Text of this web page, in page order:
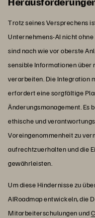
Trotz seines Versprechens
Unternehmens-AI nicht
sind nach wie vor oberste
sensible Informationen
verarbeiten. Die Integration
erfordert eine sorgfältige
Änderungsmanagement. Es
ethische und
Voreingenommenheit zu
aufrechtzuerhalten und die
gewährleisten.
Um diese Hindernisse zu
AIRoadmap entwickeln, die
Mitarbeiterschulungen und